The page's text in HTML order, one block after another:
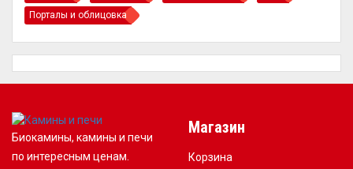
Порталы и облицовка
Биокамины, камины и печи
по интересным ценам.
Магазин
Корзина